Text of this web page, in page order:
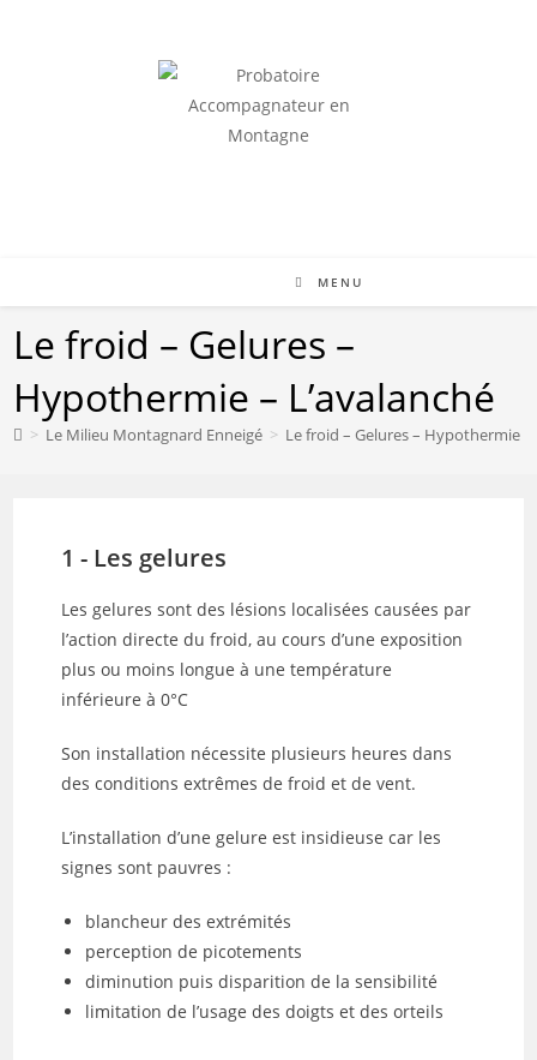
MENU
Le froid – Gelures –
Hypothermie – L’avalanché
> Le Milieu Montagnard Enneigé > Le froid – Gelures – Hypothermie –
1 - Les gelures
Les gelures sont des lésions localisées causées par
l’action directe du froid, au cours d’une exposition
plus ou moins longue à une température
inférieure à 0°C
Son installation nécessite plusieurs heures dans
des conditions extrêmes de froid et de vent.
L’installation d’une gelure est insidieuse car les
signes sont pauvres :
blancheur des extrémités
perception de picotements
diminution puis disparition de la sensibilité
limitation de l’usage des doigts et des orteils